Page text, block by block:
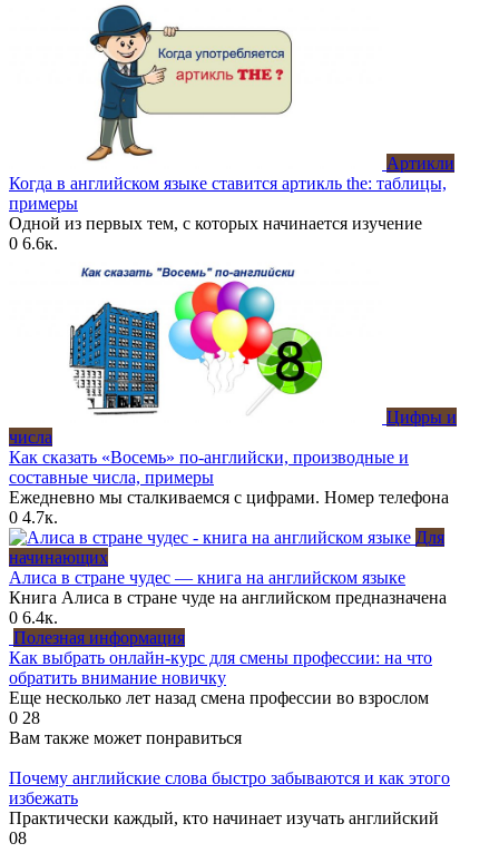
Артикли
Когда в английском языке ставится артикль the: таблицы,
примеры
Одной из первых тем, с которых начинается изучение
0 6.6к.
Цифры и
числа
Как сказать «Восемь» по-английски, производные и
составные числа, примеры
Ежедневно мы сталкиваемся с цифрами. Номер телефона
0 4.7к.
Для
начинающих
Алиса в стране чудес — книга на английском языке
Книга Алиса в стране чуде на английском предназначена
0 6.4к.
Полезная информация
Как выбрать онлайн-курс для смены профессии: на что
обратить внимание новичку
Еще несколько лет назад смена профессии во взрослом
0 28
Вам также может понравиться
Почему английские слова быстро забываются и как этого
избежать
Практически каждый, кто начинает изучать английский
08